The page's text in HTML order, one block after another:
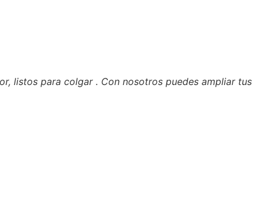
listos para colgar . Con nosotros puedes ampliar tus